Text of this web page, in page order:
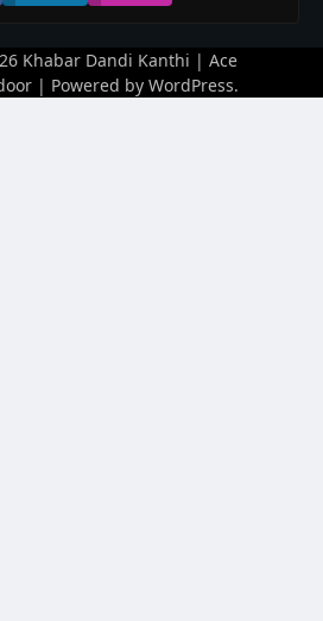
Khabar Dandi Kanthi | Ace
| Powered by WordPress.